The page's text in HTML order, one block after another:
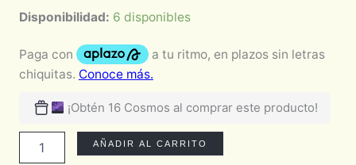
Disponibilidad: 6 disponibles
¡Obtén 16 Cosmos al comprar este producto!
AÑADIR AL CARRITO